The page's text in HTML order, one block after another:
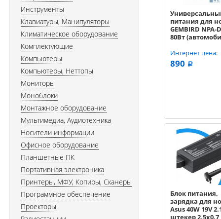
питания для
GEMBIRD NPA-
80Вт
Интернет цена:
890 a
Блок питания,
зарядка для
Asus 40W 19V
штекер 2.5x0.7
Инструменты
Клавиатуры, Манипуляторы
Климатическое оборудование
Комплектующие
Компьютеры
Компьютеры, Неттопы
Мониторы
Моноблоки
Монтажное оборудование
Мультимедиа, Аудиотехника
Носители информации
Офисное оборудование
Планшетные ПК
Портативная электроника
Принтеры, МФУ, Копиры, Сканеры
Программное обеспечение
Проекторы